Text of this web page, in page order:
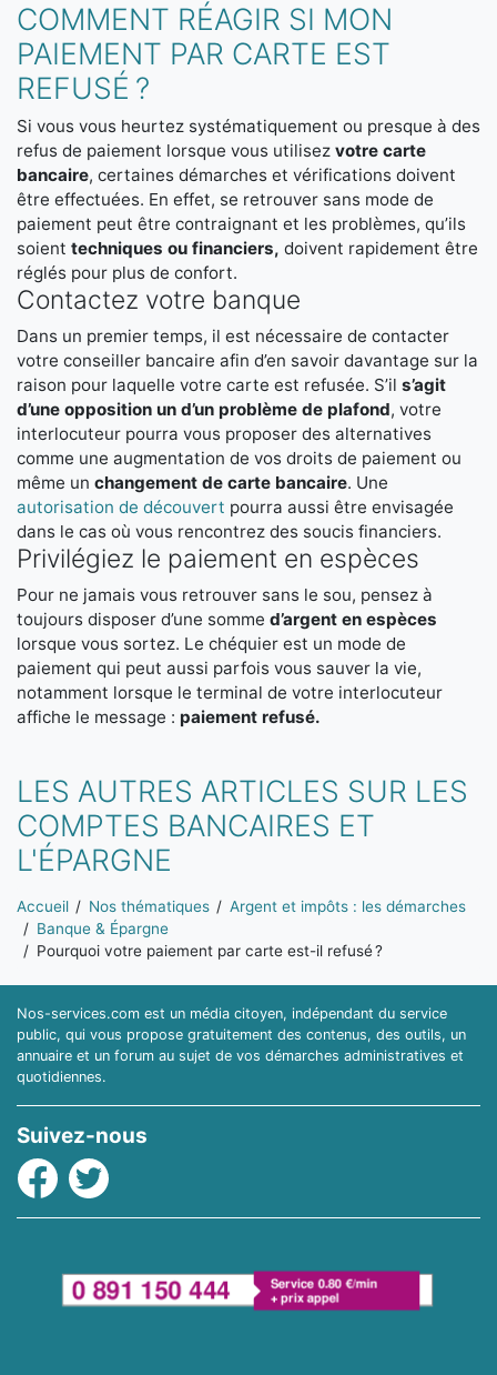
COMMENT RÉAGIR SI MON
PAIEMENT PAR CARTE EST
REFUSÉ ?
Si vous vous heurtez systématiquement ou presque à des
refus de paiement lorsque vous utilisez votre carte
bancaire, certaines démarches et vérifications doivent
être effectuées. En effet, se retrouver sans mode de
paiement peut être contraignant et les problèmes, qu’ils
soient techniques ou financiers, doivent rapidement être
réglés pour plus de confort.
Contactez votre banque
Dans un premier temps, il est nécessaire de contacter
votre conseiller bancaire afin d’en savoir davantage sur la
raison pour laquelle votre carte est refusée. S’il s’agit
d’une opposition un d’un problème de plafond, votre
interlocuteur pourra vous proposer des alternatives
comme une augmentation de vos droits de paiement ou
même un changement de carte bancaire. Une
autorisation de découvert pourra aussi être envisagée
dans le cas où vous rencontrez des soucis financiers.
Privilégiez le paiement en espèces
Pour ne jamais vous retrouver sans le sou, pensez à
toujours disposer d’une somme d’argent en espèces
lorsque vous sortez. Le chéquier est un mode de
paiement qui peut aussi parfois vous sauver la vie,
notamment lorsque le terminal de votre interlocuteur
affiche le message : paiement refusé.
LES AUTRES ARTICLES SUR LES
COMPTES BANCAIRES ET
L'ÉPARGNE
Vous êtes ici:
Accueil Nos thématiques
Argent et impôts : les démarches
Banque & Épargne
Pourquoi votre paiement par carte est-il refusé ?
Nos-services.com est un média citoyen, indépendant du service
public, qui vous propose gratuitement des contenus, des outils, un
annuaire et un forum au sujet de vos démarches administratives et
quotidiennes.
Suivez-nous
Facebook
Twitter